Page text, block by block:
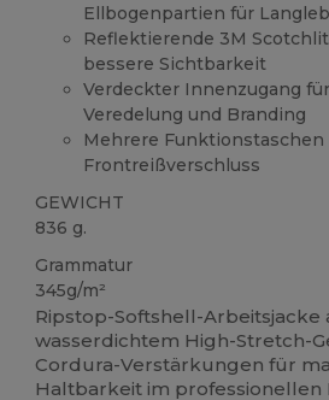
Ellbogenpartien für
Reflektierende 3M
bessere Sichtbarkeit
Verdeckter Innenzugang
Veredelung und Branding
Mehrere Funktionstaschen
Frontreißverschluss
GEWICHT
836 g.
Grammatur
345g/m²
Ripstop-Softshell-Arbeitsjacke
wasserdichtem High-Stretch-
Cordura-Verstärkungen für
Haltbarkeit im professionellen